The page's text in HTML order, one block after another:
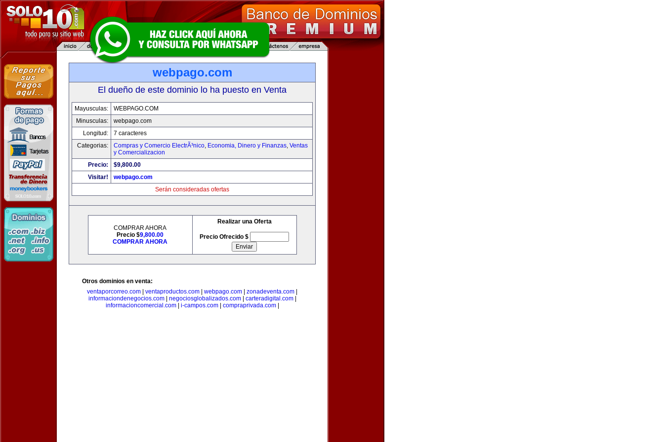
webpago.com
El dueño de este dominio lo ha puesto en Venta
Mayusculas:
WEBPAGO.COM
Minusculas:
webpago.com
Longitud:
7 caracteres
Categorias:
Compras y Comercio ElectrÃ³nico, Economia, Dinero y Finanzas, Ventas
y Comercializacion
Precio:
$9,800.00
Visitar!
webpago.com
Serán consideradas ofertas
COMPRAR AHORA
Precio $9,800.00
COMPRAR AHORA
Realizar una Oferta
Precio Ofrecido $
Otros dominios en venta:
ventaporcorreo.com
ventaproductos.com webpago.com zonadeventa.com
informaciondenegocios.com| negociosglobalizados.com| carteradigital.com|
informacioncomercial.com| i-campos.com| compraprivada.com|